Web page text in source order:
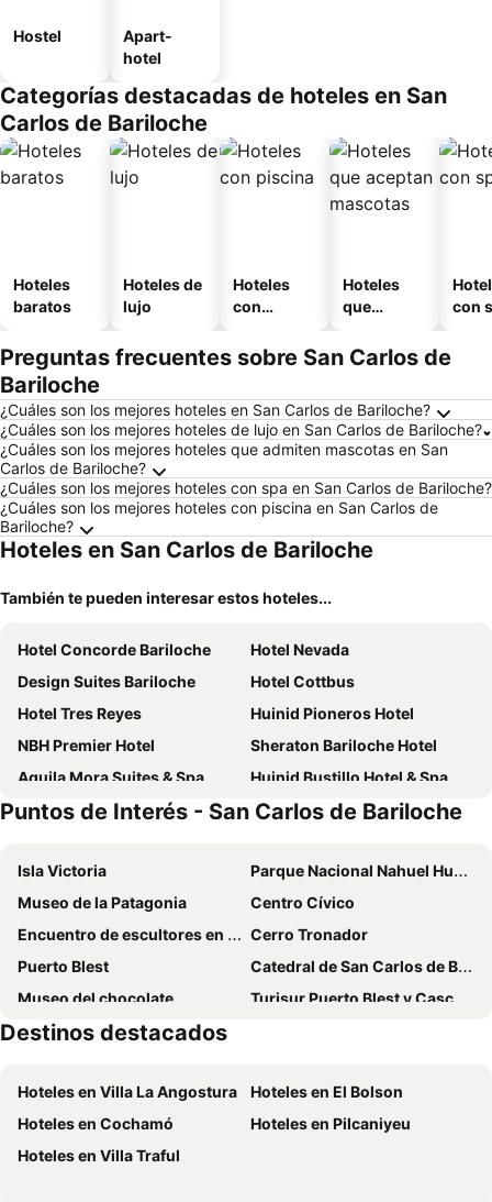
Hostel
Apart-
hotel
Categorías destacadas de hoteles en San
Carlos de Bariloche
Hoteles
baratos
Hoteles de
lujo
Hoteles
con
Hoteles
que
mascotas
con
Preguntas frecuentes sobre San Carlos de
Bariloche
¿Cuáles son los mejores hoteles en San Carlos de Bariloche?
¿Cuáles son los mejores hoteles de lujo en San Carlos de Bariloche?
¿Cuáles son los mejores hoteles que admiten mascotas en San
Carlos de Bariloche?
¿Cuáles son los mejores hoteles con spa en San Carlos de Bariloche?
¿Cuáles son los mejores hoteles con piscina en San Carlos de
Bariloche?
Hoteles en San Carlos de Bariloche
También te pueden interesar estos hoteles...
Hotel Concorde Bariloche
Hotel Nevada
Design Suites Bariloche
Hotel Cottbus
Hotel Tres Reyes
Huinid Pioneros Hotel
NBH Premier Hotel
Sheraton Bariloche Hotel
Aguila Mora Suites & Spa
Huinid Bustillo Hotel & Spa
Trip Bariloche Select
Aldea Andina Hotel&Spa
Alt Interlaken Hotel
Pioneros Suites by Grupo Tierra Gaucha
NBH Nativo Boutique Hotel
Departamentos Casa Piamonte
Gran Hotel Panamericano
Hotel Cristal
Huella Andina
Cacique Inacayal Lake & Spa Hotel
Hampton by Hilton Bariloche
Hotel Tirol
Hosteria Santa Rita
Rochester Bariloche
Hotel EcoSki by bund
Nido del Cóndor Hotel & Spa
Apart Del Lago
La Cascada Casa Patagónica by DON
Puntos de Interés - San Carlos de Bariloche
Isla Victoria
Parque Nacional Nahuel Huapi
Museo de la Patagonia
Centro Cívico
Encuentro de escultores en madera
Cerro Tronador
Puerto Blest
Catedral de San Carlos de Bariloche
Museo del chocolate
Turisur Puerto Blest y Cascada de Los Cántaros
Cerro Bayo
Cascada Los Alerces
Destinos destacados
Hoteles en Villa La Angostura
Hoteles en El Bolson
Hoteles en Cochamó
Hoteles en Pilcaniyeu
Hoteles en Villa Traful